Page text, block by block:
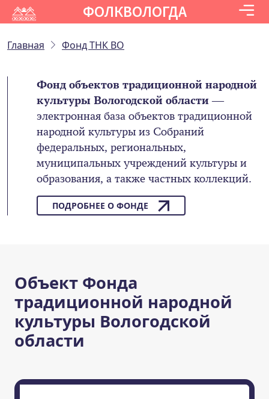
ФОЛКВОЛОГДА
Главная Фонд ТНК ВО
Фонд объектов традиционной народной
культуры Вологодской области—
электронная база объектов традиционной
народной культуры из Собраний
федеральных, региональных,
муниципальных учреждений культуры и
образования, а также частных коллекций.
ПОДРОБНЕЕ О ФОНДЕ
Объект Фонда
традиционной народной
культуры Вологодской
области